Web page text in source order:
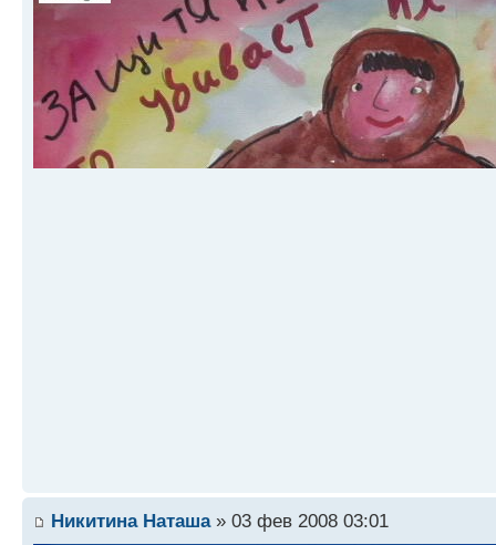
Никитина Наташа» 03 фев 2008 03:01